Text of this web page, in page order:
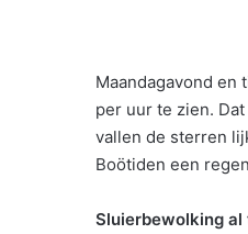
Maandagavond
per uur te zien.
vallen de sterren
Boötiden een
Sluierbewolking